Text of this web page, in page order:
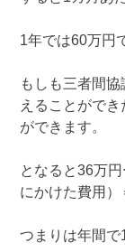
1年では60万円
もしも三者間
えることがで
ができます。
となると36万
にかけた費用）
つまりは年間で